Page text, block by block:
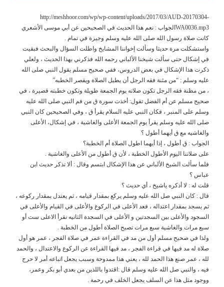
http://meshhoor.com/wp/wp-content/uploads/2017/03/AUD-20170304-
WA0036.mp3الجواب : نعم هذا الحديث في الصحيحين عن أبي موسى الأشعري
كانت صلاة رسول الله صلى الله عليه وسلم وجيزة في تمام .
واستشكلت مرة حديثا وسألت إخواننا المشايخ واطلت السؤال والبحث فبقيت
في إشكال حتى سألت شيخنا الألباني رحمه الله فذكرني بهذا الحديث ، ولعلي
ذكرت هذا الإشكال في بعض الدروس، ففي صحيح مسلم يقول النبي صلى الله
عليه وسلم : “من مئنة فقه الرجل أن يطيل الصلاة ويقصر الخطبه”
، من مظنة فقه الرجل تكون صلاته يوم الجمعة طويلة وتكون خطبته قصيرة ، في
صحيح مسلم عن أم الفضل تقول: أخذت سورة ق من فم النبي صلى الله عليه
وسلم على المنبر ، فكان النبي عليه السلام يقرأ ق ، وفي الصحيحين كان النبي
صلى الله عليه وسلم يقرأ يوم الجمعة الأعلى والغاشية ، في إشكال، الأعلى
والغاشيه مع ق أيهما أطول ؟
الجواب : ق أطول ، إذا أيهما اطول الصلاة أم الخطبة؟
على صلاتنا اليوم الأطول الخطبة ، لأن ق أطول من الأعلى والغاشية .
فلما سألت الشيخ الألباني عن هذا الإشكال ابتسم وقال : ألا تذكر حديث ابن
عباس ؟
قلت له : لا أذكره ياشيخ ، أي حديث ؟
قال : كان النبي صل الله عليه وسلم يركع بمقدار قيامه ، ثم يعتدل بمقدار ركوعه ،
ثم يسجد بمقدار اعتداله ، فعد الأعلى في الركوع والأعلى في القيام والأعلى في
السجود والأعلى بين السجدتين و الأعلى في السجدة الثانيه نقرأ الاعلى ست أو
سبع مرات والغاشية سبع مرات تصبح الصلاة أطول من الخطبة .
ولذا في صحيح مسلم أول من مد في القراءة عمر في صلاة الفجر ، عمر هو أول
صلاة له مد فيها في قراءة الفجر ، مد فيها القراءة عن الركوع والاعتدال ، والحمد
لله ، عمر صنع هذا الحمد لله ، يعني هذا ممدوحة وسبب يجعل اتباعه أمر لا حرج
فيه ، والنبي صل الله عليه وسلم قال :اقتدوا باللذين من بعدي أبو بكر وعمر،
ووجود مثل هذا عن السلف يجعل الخلف في رحمة .